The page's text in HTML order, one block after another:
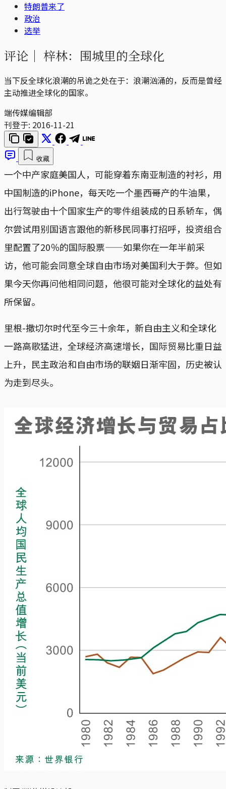
特朗普来了
政治
选举
评论｜ 梓林：围城里的全球化
当下反全球化浪潮的吊诡之处在于：浪潮汹涌的，反而是曾经
主动推进全球化的国家。
端传媒编辑部
刊登于: 2016-11-21
收藏
一个中产家庭美国人，可能穿着东南亚制造的衬衫，用
中国制造的iPhone，每天吃一个墨西哥产的牛油果，
出行驾驶由十个国家生产的零件组装成的日系轿车，偶
尔尝试用别国语言跟他的新移民同事打招呼，投资组合
里配置了20％的国际股票——如果你在一年半前采
访，他可能会同意全球自由市场对美国利大于弊。但如
果今天你再问他相同问题，他很可能对全球化的益处有
所保留。
里根-撒切尔时代至今三十余年，新自由主义和全球化
一路高歌猛进，全球经济高速增长，国际贸易比重日益
上升，民主政治和自由市场的联姻日渐牢固，历史被认
为走到尽头。